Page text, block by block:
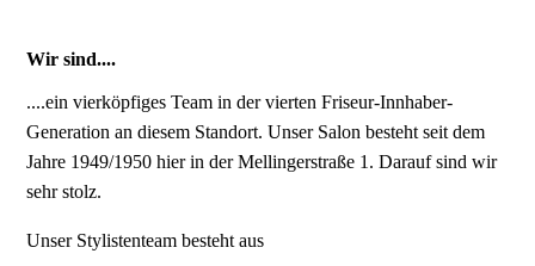
Wir sind....
....ein vierköpfiges Team in der vierten Friseur-Innhaber-
Generation an diesem Standort. Unser Salon besteht seit dem
Jahre 1949/1950 hier in der Mellingerstraße 1. Darauf sind wir
sehr stolz.
Unser Stylistenteam besteht aus